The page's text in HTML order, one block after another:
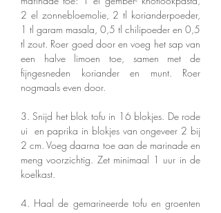
2 el zonnebloemolie, 2 tl korianderpoeder,
1 tl garam masala, 0,5 tl chilipoeder en 0,5
tl zout. Roer goed door en voeg het sap van
een halve limoen toe, samen met de
fijngesneden koriander en munt. Roer
nogmaals even door.
3. Snijd het blok tofu in 16 blokjes. De rode
ui  en paprika in blokjes van ongeveer 2 bij
2 cm. Voeg daarna toe aan de marinade en
meng voorzichtig. Zet minimaal 1 uur in de
koelkast.
4. Haal de gemarineerde tofu en groenten